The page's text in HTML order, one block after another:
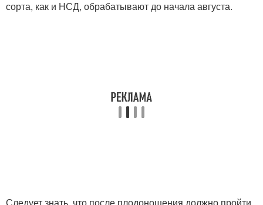
сорта, как и НСД, обрабатывают до начала августа.